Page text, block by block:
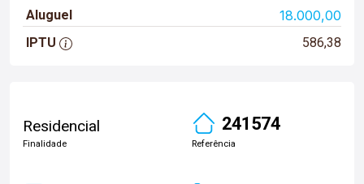
Aluguel 18.000,00
IPTU 586,38
Residencial
Finalidade
241574
Referência